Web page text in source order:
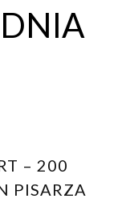
– 200
PISARZA